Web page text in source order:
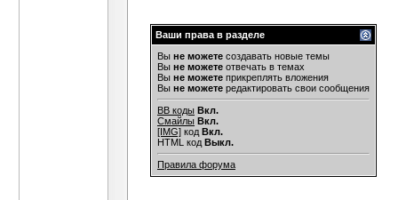
Ваши права в разделе
Вы не можете создавать новые темы
Вы не можете отвечать в темах
Вы не можете прикреплять вложения
Вы не можете редактировать свои сообщения
BB коды Вкл.
Смайлы Вкл.
[IMG] код Вкл.
HTML код Выкл.
Правила форума